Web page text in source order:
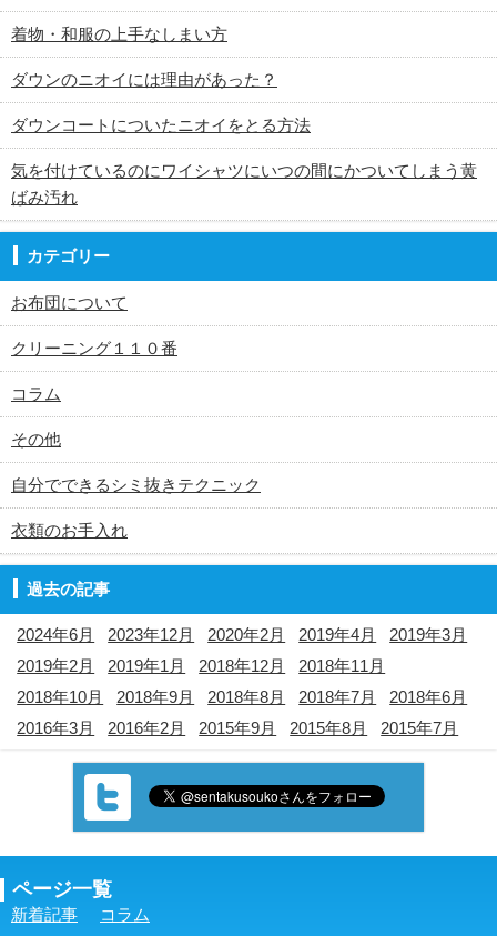
着物・和服の上手なしまい方
ダウンのニオイには理由があった？
ダウンコートについたニオイをとる方法
気を付けているのにワイシャツにいつの間にかついてしまう黄
ばみ汚れ
カテゴリー
お布団について
クリーニング１１０番
コラム
その他
自分でできるシミ抜きテクニック
衣類のお手入れ
過去の記事
2024年6月 2023年12月 2020年2月 2019年4月
2019年3月
2019年2月
2019年1月 2018年12月
2018年11月
2018年10月
2018年9月 2018年8月 2018年7月
2018年6月
2016年3月
2016年2月 2015年9月 2015年8月 2015年7月
ページ一覧
新着記事 コラム